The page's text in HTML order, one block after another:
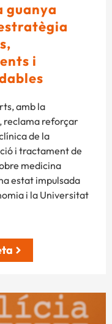
guanya
i
amb la
reclama reforçar
de la
i tractament de
medicina
estat impulsada
i la Universitat